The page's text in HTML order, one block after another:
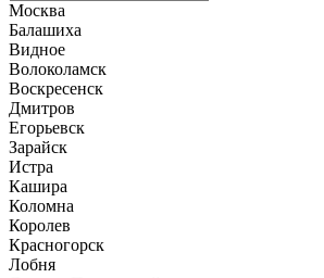
Москва
Балашиха
Видное
Волоколамск
Воскресенск
Дмитров
Егорьевск
Зарайск
Истра
Кашира
Коломна
Королев
Красногорск
Лобня